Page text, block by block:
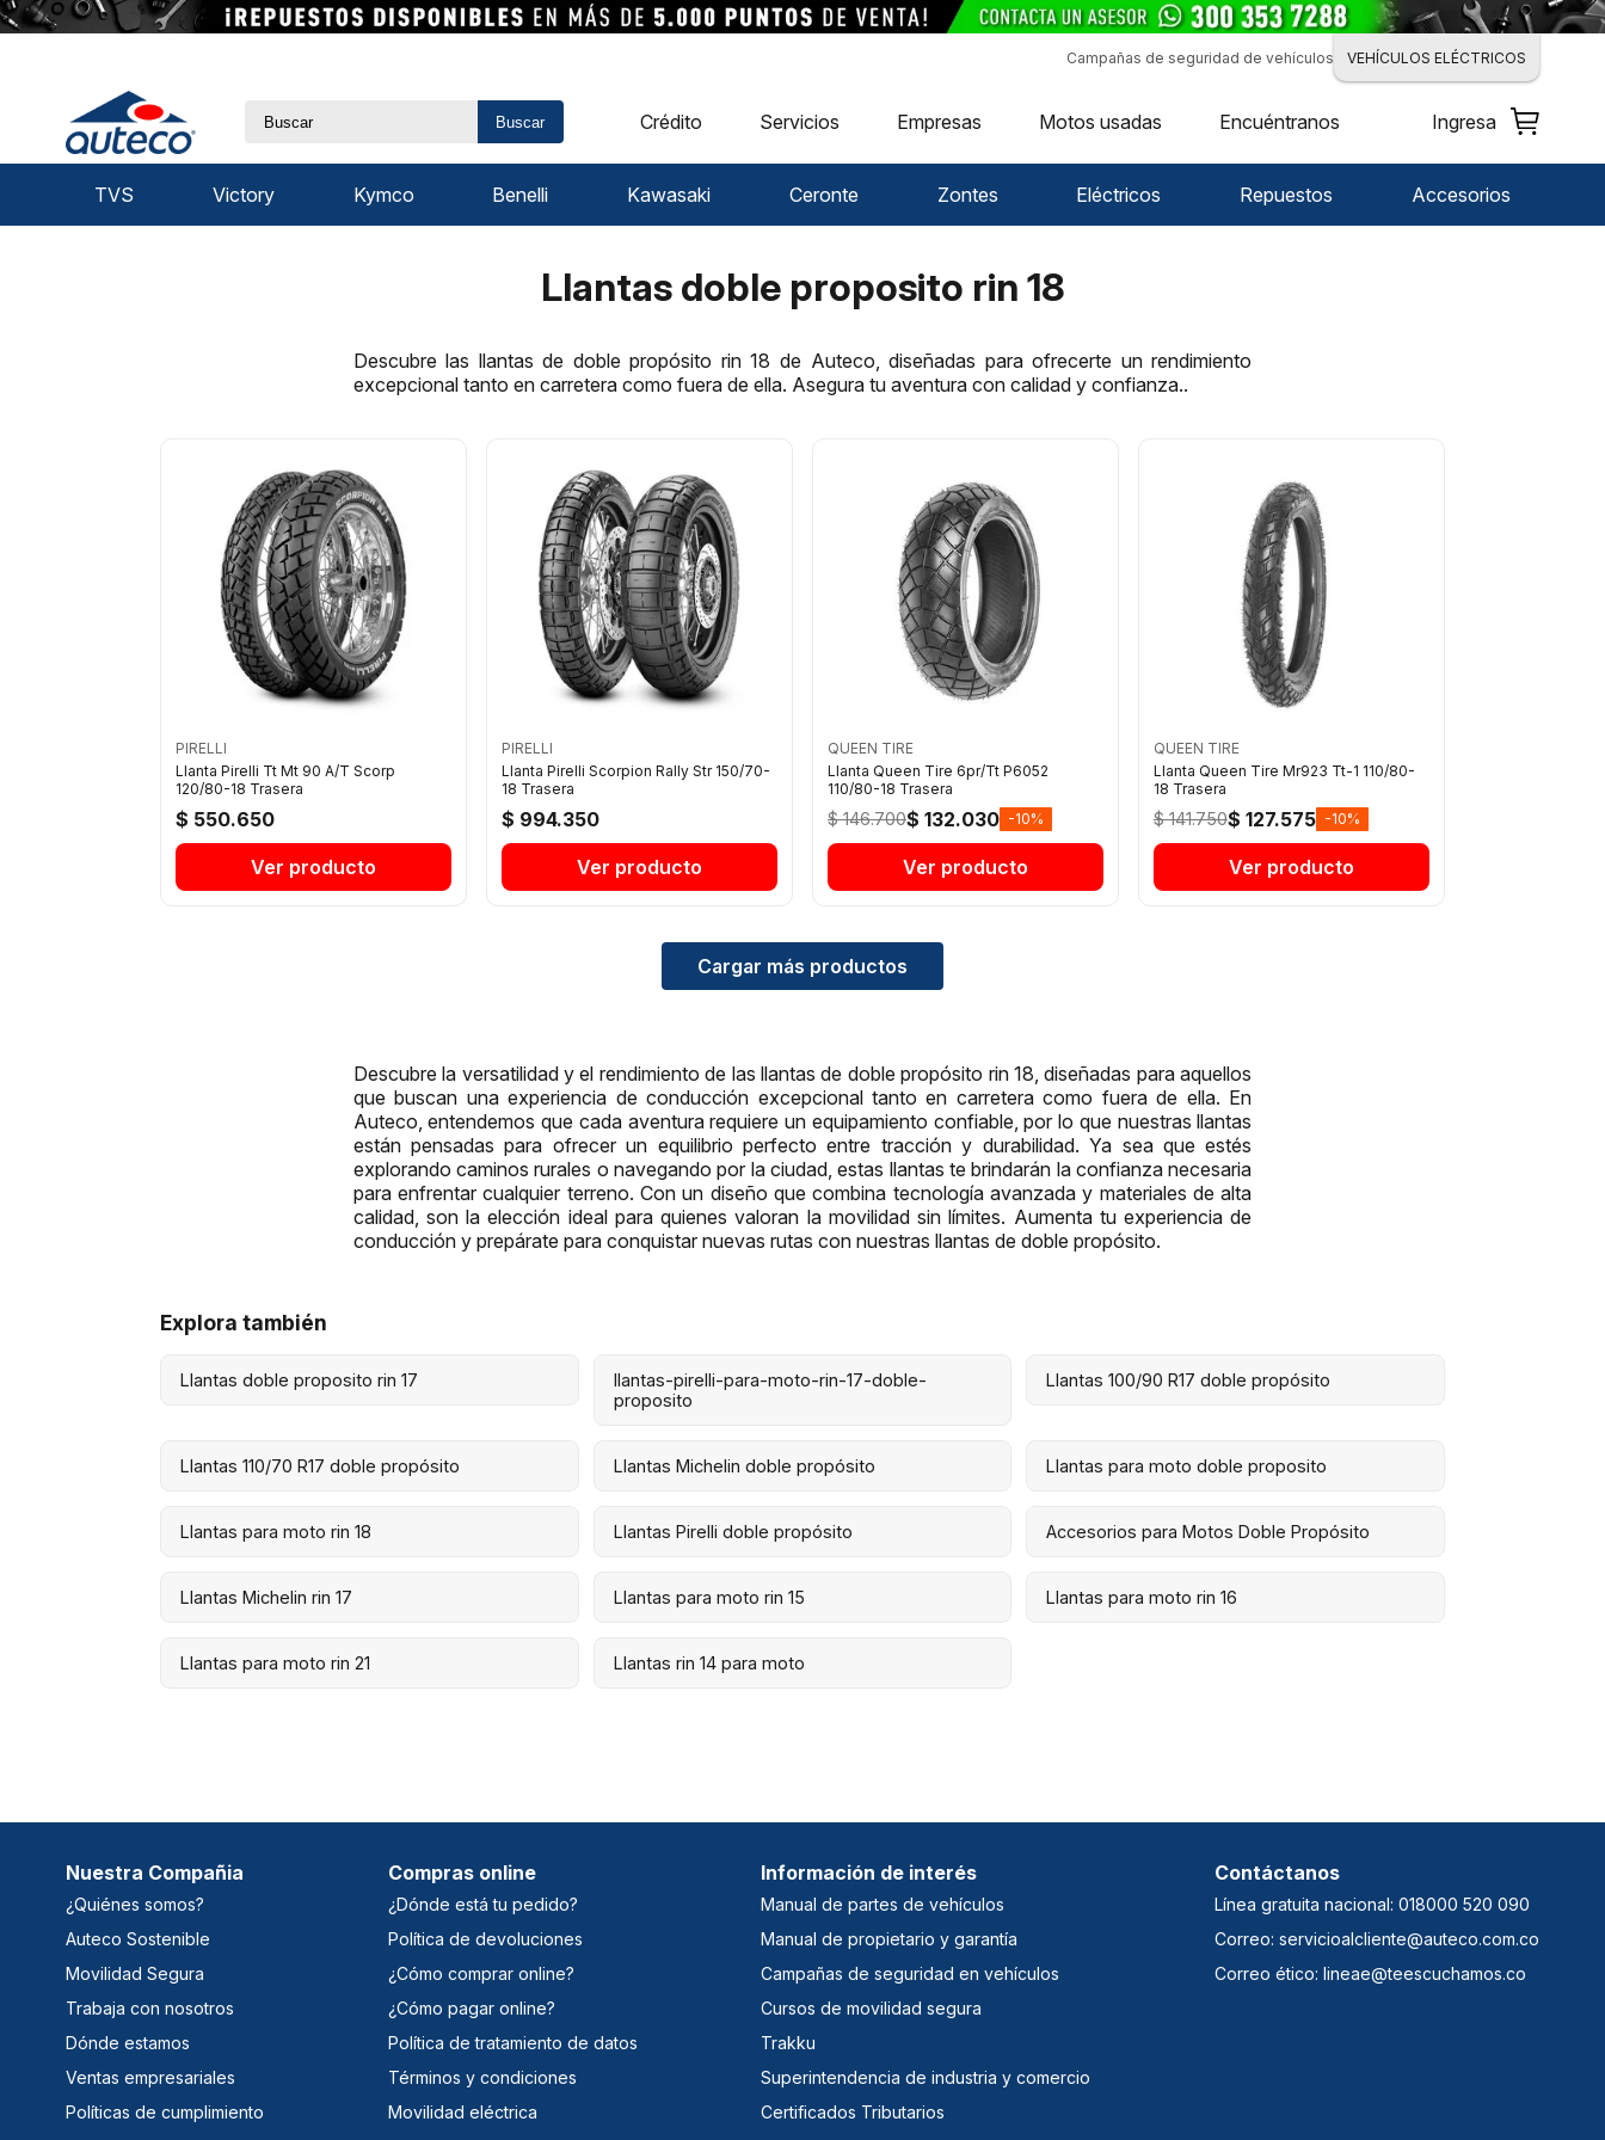
Campañas de seguridad de vehículos VEHÍCULOS ELÉCTRICOS
Buscar Crédito Servicios Empresas Motos usadas Encuéntranos Ingresa
TVS Victory Kymco Benelli Kawasaki Ceronte Zontes Eléctricos Repuestos Accesorios
Llantas doble proposito rin 18
Descubre las llantas de doble propósito rin 18 de Auteco, diseñadas para ofrecerte un rendimiento
excepcional tanto en carretera como fuera de ella. Asegura tu aventura con calidad y confianza..
PIRELLI
Llanta Pirelli Tt Mt 90 A/T Scorp
120/80-18 Trasera
$ 550.650
Ver producto
PIRELLI
Llanta Pirelli Scorpion Rally Str 150/70-
18 Trasera
$ 994.350
Ver producto
QUEEN TIRE
Llanta Queen Tire 6pr/Tt P6052
110/80-18 Trasera
$ 146.700$ 132.030 -10%
Ver producto
QUEEN TIRE
Llanta Queen Tire Mr923 Tt-1 110/80-
18 Trasera
$ 141.750$ 127.575 -10%
Ver producto
Cargar más productos
Descubre la versatilidad y el rendimiento de las llantas de doble propósito rin 18, diseñadas para aquellos
que buscan una experiencia de conducción excepcional tanto en carretera como fuera de ella. En
Auteco, entendemos que cada aventura requiere un equipamiento confiable, por lo que nuestras llantas
están pensadas para ofrecer un equilibrio perfecto entre tracción y durabilidad. Ya sea que estés
explorando caminos rurales o navegando por la ciudad, estas llantas te brindarán la confianza necesaria
para enfrentar cualquier terreno. Con un diseño que combina tecnología avanzada y materiales de alta
calidad, son la elección ideal para quienes valoran la movilidad sin límites. Aumenta tu experiencia de
conducción y prepárate para conquistar nuevas rutas con nuestras llantas de doble propósito.
Explora también
Llantas doble proposito rin 17
llantas-pirelli-para-moto-rin-17-doble-
proposito
Llantas 100/90 R17 doble propósito
Llantas 110/70 R17 doble propósito Llantas Michelin doble propósito Llantas para moto doble proposito
Llantas para moto rin 18 Llantas Pirelli doble propósito Accesorios para Motos Doble Propósito
Llantas Michelin rin 17 Llantas para moto rin 15 Llantas para moto rin 16
Llantas para moto rin 21 Llantas rin 14 para moto
Nuestra Compañia
¿Quiénes somos?
Auteco Sostenible
Movilidad Segura
Trabaja con nosotros
Dónde estamos
Ventas empresariales
Políticas de cumplimiento
Compras online
¿Dónde está tu pedido?
Política de devoluciones
¿Cómo comprar online?
¿Cómo pagar online?
Política de tratamiento de datos
Términos y condiciones
Movilidad eléctrica
Información de interés
Manual de partes de vehículos
Manual de propietario y garantía
Campañas de seguridad en vehículos
Cursos de movilidad segura
Trakku
Superintendencia de industria y comercio
Certificados Tributarios
Contáctanos
Línea gratuita nacional: 018000 520 090
Correo: servicioalcliente@auteco.com.co
Correo ético: lineae@teescuchamos.co